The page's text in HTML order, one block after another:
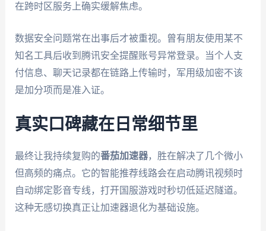
在跨时区服务上确实缓解焦虑。
数据安全问题常在出事后才被重视。曾有朋友使用某不
知名工具后收到腾讯安全提醒账号异常登录。当个人支
付信息、聊天记录都在链路上传输时，军用级加密不该
是加分项而是准入证。
真实口碑藏在日常细节里
最终让我持续复购的番茄加速器，胜在解决了几个微小
但高频的痛点。它的智能推荐线路会在启动腾讯视频时
自动绑定影音专线，打开国服游戏时秒切低延迟隧道。
这种无感切换真正让加速器退化为基础设施。